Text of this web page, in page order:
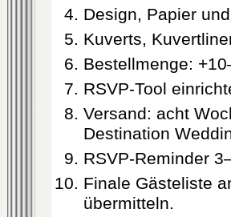
Design, Papier
Kuverts,
Bestellmenge:
RSVP-Tool
Versand: acht
Destination
RSVP-Reminder
Finale Gästeliste
übermitteln.